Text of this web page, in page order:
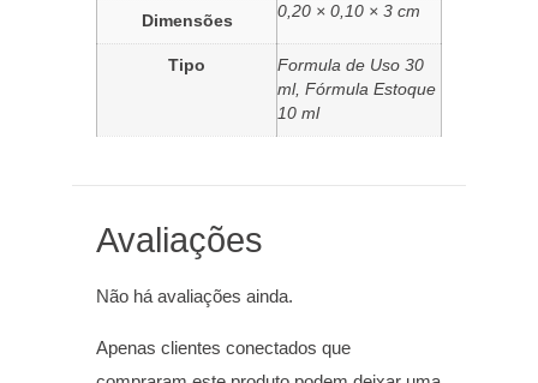
Dimensões
0,20 × 0,10 × 3 cm
Tipo
Formula de Uso 30
ml, Fórmula Estoque
10 ml
Avaliações
Não há avaliações ainda.
Apenas clientes conectados que